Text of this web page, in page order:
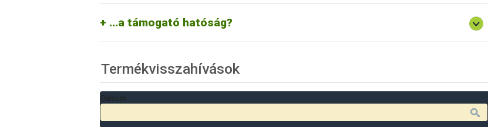
...a támogató hatóság?
információkat a nagyközönséggel. Amennyiben nem megfelelő a vállalkozói intézkedés, akkor a
törvény erejével kikényszeríti azt.
Termékvisszahívások